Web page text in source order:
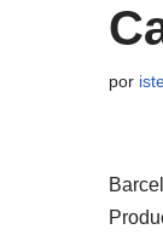
por